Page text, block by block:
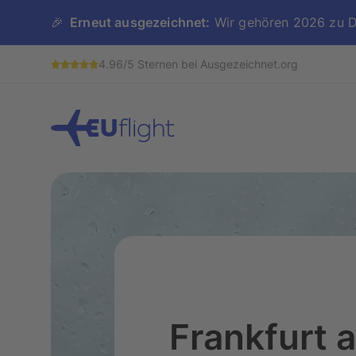
🎉 Erneut ausgezeichnet: Wir gehören 2026 zu
4.96/5 Sternen bei Ausgezeichnet.org
Frankfurt